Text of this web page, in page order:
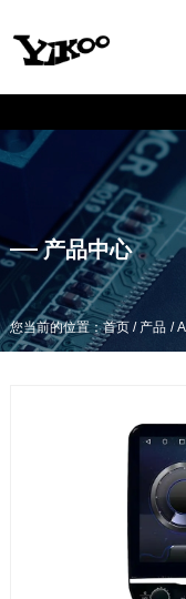
您当前的位置：首页/产品 /
产品中心
您当前的位置：首页 / 产品 /